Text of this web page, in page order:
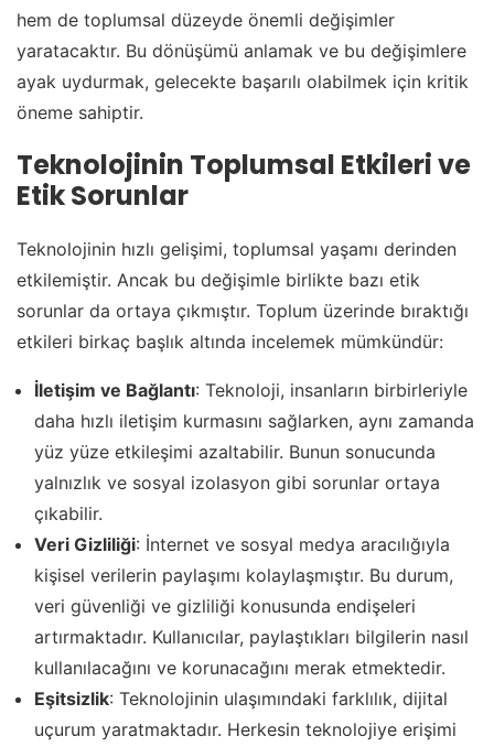
hem de toplumsal düzeyde önemli değişimler
yaratacaktır. Bu dönüşümü anlamak ve bu değişimlere
ayak uydurmak, gelecekte başarılı olabilmek için kritik
öneme sahiptir.
Teknolojinin Toplumsal Etkileri ve
Etik Sorunlar
Teknolojinin hızlı gelişimi, toplumsal yaşamı derinden
etkilemiştir. Ancak bu değişimle birlikte bazı etik
sorunlar da ortaya çıkmıştır. Toplum üzerinde bıraktığı
etkileri birkaç başlık altında incelemek mümkündür:
İletişim ve Bağlantı: Teknoloji, insanların birbirleriyle
daha hızlı iletişim kurmasını sağlarken, aynı zamanda
yüz yüze etkileşimi azaltabilir. Bunun sonucunda
yalnızlık ve sosyal izolasyon gibi sorunlar ortaya
çıkabilir.
Veri Gizliliği: İnternet ve sosyal medya aracılığıyla
kişisel verilerin paylaşımı kolaylaşmıştır. Bu durum,
veri güvenliği ve gizliliği konusunda endişeleri
artırmaktadır. Kullanıcılar, paylaştıkları bilgilerin nasıl
kullanılacağını ve korunacağını merak etmektedir.
Eşitsizlik: Teknolojinin ulaşımındaki farklılık, dijital
uçurum yaratmaktadır. Herkesin teknolojiye erişimi